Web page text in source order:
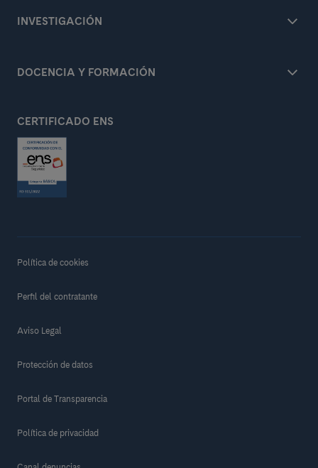
INVESTIGACIÓN
DOCENCIA Y FORMACIÓN
CERTIFICADO ENS
Política de cookies
Perfil del contratante
Aviso Legal
Protección de datos
Portal de Transparencia
Política de privacidad